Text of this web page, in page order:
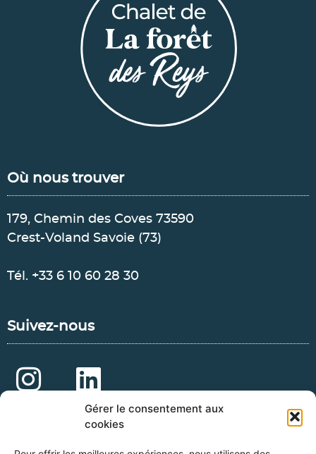
Gérer le consentement aux
cookies
Où nous trouver
179, Chemin des Coves 73590
Crest-Voland Savoie (73)
Tél. +33 6 10 60 28 30
Suivez-nous